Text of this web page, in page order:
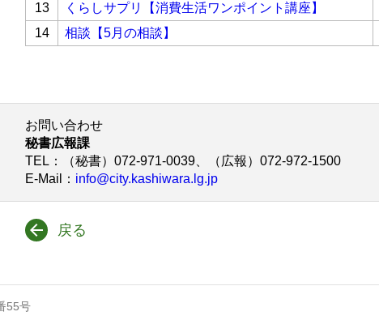
13
くらしサプリ【消費生活ワンポイント講座】
14
相談【5月の相談】
お問い合わせ
秘書広報課
TEL ：（秘書）072-971-0039、（広報）072-972-1500
E-Mail
： info@city.kashiwara.lg.jp
戻る
55号